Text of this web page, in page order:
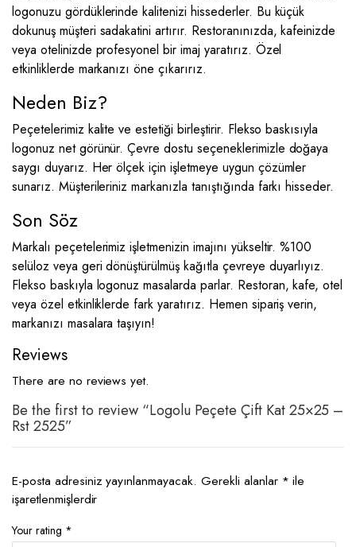
logonuzu gördüklerinde kalitenizi hissederler. Bu küçük
dokunuş müşteri sadakatini artırır. Restoranınızda, kafeinizde
veya otelinizde profesyonel bir imaj yaratırız. Özel
etkinliklerde markanızı öne çıkarırız.
Neden Biz?
Peçetelerimiz kalite ve estetiği birleştirir. Flekso baskısıyla
logonuz net görünür. Çevre dostu seçeneklerimizle doğaya
saygı duyarız. Her ölçek için işletmeye uygun çözümler
sunarız. Müşterileriniz markanızla tanıştığında farkı hisseder.
Son Söz
Markalı peçetelerimiz işletmenizin imajını yükseltir. %100
selüloz veya geri dönüştürülmüş kağıtla çevreye duyarlıyız.
Flekso baskıyla logonuz masalarda parlar. Restoran, kafe, otel
veya özel etkinliklerde fark yaratırız. Hemen sipariş verin,
markanızı masalara taşıyın!
Reviews
There are no reviews yet.
Be the first to review “Logolu Peçete Çift Kat 25×25 –
Rst 2525”
E-posta adresiniz yayınlanmayacak. Gerekli alanlar * ile
işaretlenmişlerdir
Your rating *